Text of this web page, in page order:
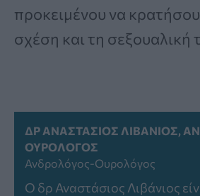
προκειμένου να
σχέση και τη σεξουαλική
ΔΡ ΑΝΑΣΤΆΣΙΟΣ ΛΙΒΆΝΙΟΣ,
ΟΥΡΟΛΌΓΟΣ
Ανδρολόγος-Ουρολόγος
Ο δρ Αναστάσιος Λιβάνιος